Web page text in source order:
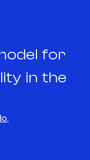
for
in the
,